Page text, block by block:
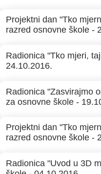
Projektni dan "Tko
razred osnovne škole -
Radionica "Tko mjeri,
24.10.2016.
Radionica "Zasvirajmo
za osnovne škole -
Projektni dan "Tko
razred osnovne škole -
Radionica "Uvod u 3D